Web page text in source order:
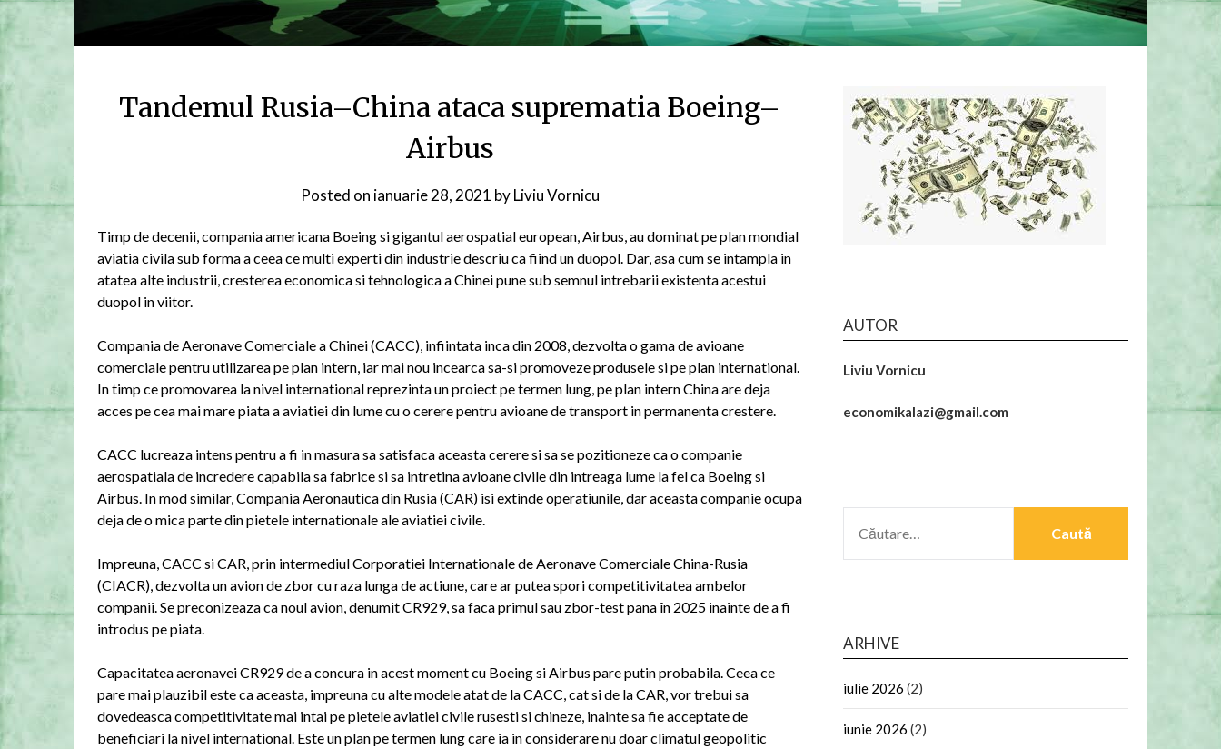
Tandemul Rusia–China ataca suprematia Boeing–
Airbus
Posted on ianuarie 28, 2021 byLiviu Vornicu
Timp de decenii, compania americana Boeing si gigantul aerospatial european, Airbus, au dominat pe plan mondial
aviatia civila sub forma a ceea ce multi experti din industrie descriu ca fiind un duopol. Dar, asa cum se intampla in
atatea alte industrii, cresterea economica si tehnologica a Chinei pune sub semnul intrebarii existenta acestui
duopol in viitor.
Compania de Aeronave Comerciale a Chinei (CACC), infiintata inca din 2008, dezvolta o gama de avioane
comerciale pentru utilizarea pe plan intern, iar mai nou incearca sa-si promoveze produsele si pe plan international.
In timp ce promovarea la nivel international reprezinta un proiect pe termen lung, pe plan intern China are deja
acces pe cea mai mare piata a aviatiei din lume cu o cerere pentru avioane de transport in permanenta crestere.
CACC lucreaza intens pentru a fi in masura sa satisfaca aceasta cerere si sa se pozitioneze ca o companie
aerospatiala de incredere capabila sa fabrice si sa intretina avioane civile din intreaga lume la fel ca Boeing si
Airbus. In mod similar, Compania Aeronautica din Rusia (CAR) isi extinde operatiunile, dar aceasta companie ocupa
deja de o mica parte din pietele internationale ale aviatiei civile.
Impreuna, CACC si CAR, prin intermediul Corporatiei Internationale de Aeronave Comerciale China-Rusia
(CIACR), dezvolta un avion de zbor cu raza lunga de actiune, care ar putea spori competitivitatea ambelor
companii. Se preconizeaza ca noul avion, denumit CR929, sa faca primul sau zbor-test pana în 2025 inainte de a fi
introdus pe piata.
Capacitatea aeronavei CR929 de a concura in acest moment cu Boeing si Airbus pare putin probabila. Ceea ce
pare mai plauzibil este ca aceasta, impreuna cu alte modele atat de la CACC, cat si de la CAR, vor trebui sa
dovedeasca competitivitate mai intai pe pietele aviatiei civile rusesti si chineze, inainte sa fie acceptate de
beneficiari la nivel international. Este un plan pe termen lung care ia in considerare nu doar climatul geopolitic
AUTOR
Liviu Vornicu
economikalazi@gmail.com
DUPĂ:
ARHIVE
iulie 2026 (2)
iunie 2026 (2)